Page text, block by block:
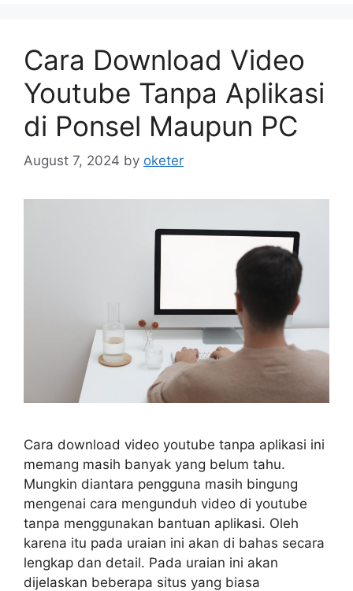
Cara Download Video
Youtube Tanpa Aplikasi
di Ponsel Maupun PC
August 7, 2024 by oketer
Cara download video youtube tanpa aplikasi ini
memang masih banyak yang belum tahu.
Mungkin diantara pengguna masih bingung
mengenai cara mengunduh video di youtube
tanpa menggunakan bantuan aplikasi. Oleh
karena itu pada uraian ini akan di bahas secara
lengkap dan detail. Pada uraian ini akan
dijelaskan beberapa situs yang biasa